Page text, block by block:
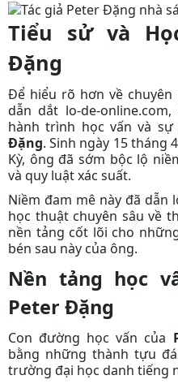
Tiểu sử và
Đặng
Để hiểu rõ hơn về
dẫn dắt lo-de-
hành trình học vấn và
Đặng. Sinh ngày 15 tháng
Kỳ, ông đã sớm bộc lộ
và quy luật xác suất.
Niềm đam mê này đã dẫn
học thuật chuyên sâu về
nền tảng cốt lõi cho
bén sau này của ông.
Nền tảng học
Peter Đặng
Con đường học vấn của
bằng những thành tựu
trường đại học danh tiếng